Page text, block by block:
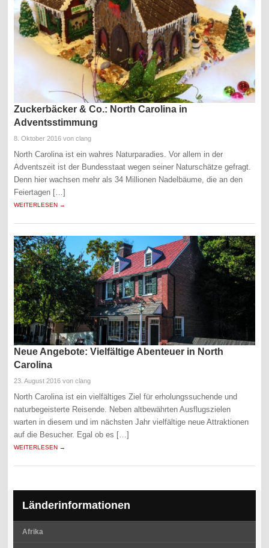
Zuckerbäcker & Co.: North Carolina in
Adventsstimmung
8. Oktober 2016 von clang
North Carolina ist ein wahres Naturparadies. Vor allem in der
Adventszeit ist der Bundesstaat wegen seiner Naturschätze gefragt.
Denn hier wachsen mehr als 34 Millionen Nadelbäume, die an den
Feiertagen […]
WEITERLESEN →
Neue Angebote: Vielfältige Abenteuer in North
Carolina
23. August 2016 von clang
North Carolina ist ein vielfältiges Ziel für erholungssuchende und
naturbegeisterte Reisende. Neben altbewährten Ausflugszielen
warten in diesem und im nächsten Jahr vielfältige neue Attraktionen
auf die Besucher. Egal ob es […]
WEITERLESEN →
Länderinformationen
Afrika